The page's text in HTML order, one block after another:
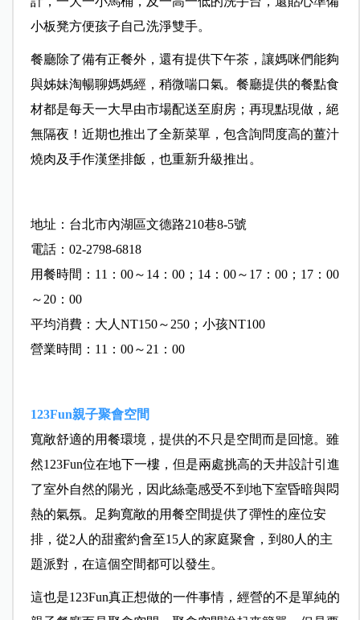
小板凳方便孩子自己洗淨雙手。
餐廳除了備有正餐外，還有提供下午茶，讓媽咪們能夠
與姊妹淘暢聊媽媽經，稍微喘口氣。餐廳提供的餐點食
材都是每天一大早由市場配送至廚房；再現點現做，絕
無隔夜！近期也推出了全新菜單，包含詢問度高的薑汁
燒肉及手作漢堡排飯，也重新升級推出。
地址：台北市內湖區文德路210巷8-5號
電話：02-2798-6818
用餐時間：11：00～14：00；14：00～17：00；17：00
～20：00
平均消費：大人NT150～250；小孩NT100
營業時間：11：00～21：00
123Fun親子聚會空間
寬敞舒適的用餐環境，提供的不只是空間而是回憶。雖
然123Fun位在地下一樓，但是兩處挑高的天井設計引進
了室外自然的陽光，因此絲毫感受不到地下室昏暗與悶
熱的氣氛。足夠寬敞的用餐空間提供了彈性的座位安
排，從2人的甜蜜約會至15人的家庭聚會，到80人的主
題派對，在這個空間都可以發生。
這也是123Fun真正想做的一件事情，經營的不是單純的